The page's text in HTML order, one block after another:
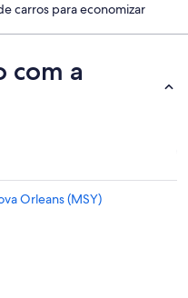
carros para economizar
com a
Orleans (MSY)